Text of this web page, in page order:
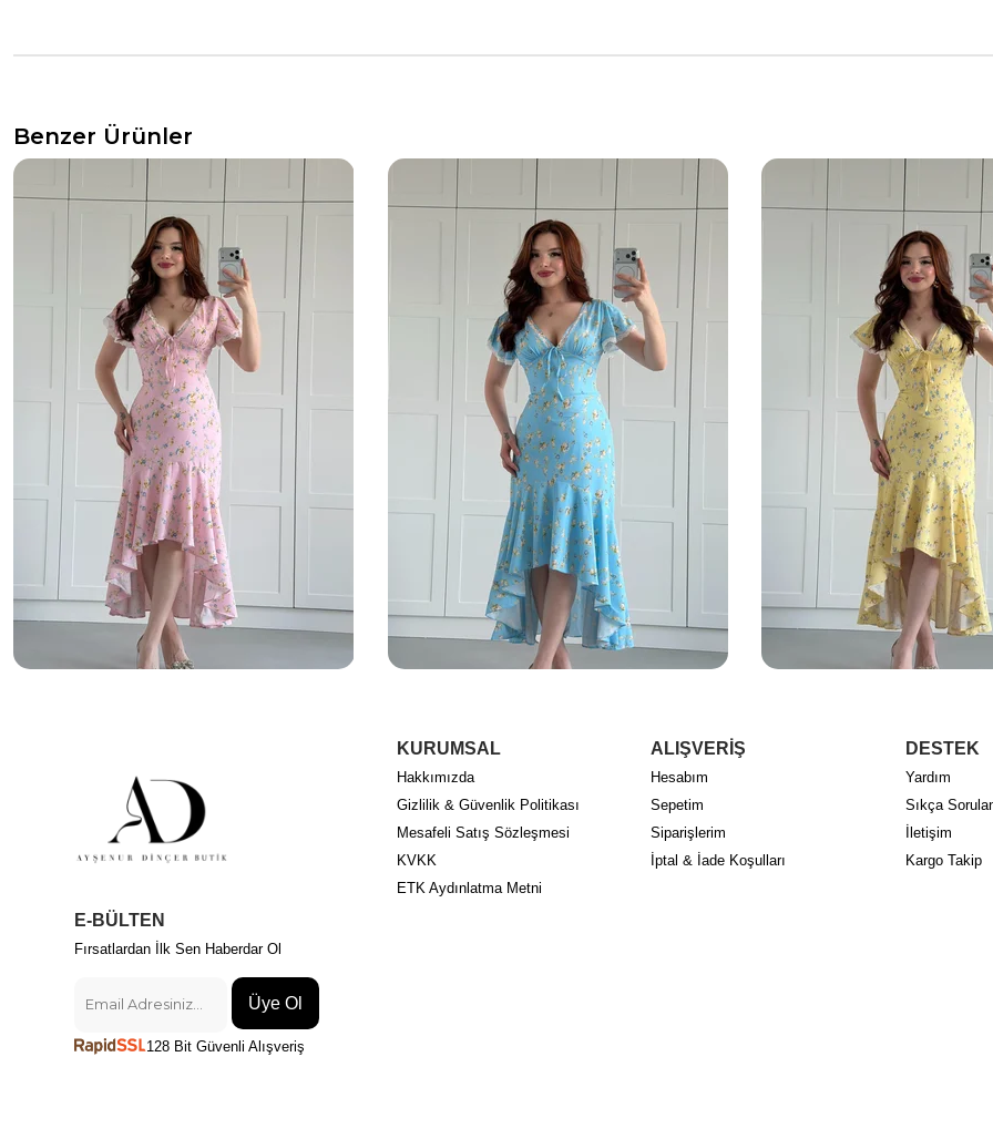
Benzer Ürünler
E-BÜLTEN
Fırsatlardan İlk Sen Haberdar Ol
Üye Ol
128 Bit Güvenli Alışveriş
KURUMSAL
Hakkımızda
Gizlilik & Güvenlik Politikası
Mesafeli Satış Sözleşmesi
KVKK
ETK Aydınlatma Metni
ALIŞVERİŞ
Hesabım
Sepetim
Siparişlerim
İptal & İade Koşulları
DESTEK
Yardım
Sıkça
İletişim
Kargo Takip